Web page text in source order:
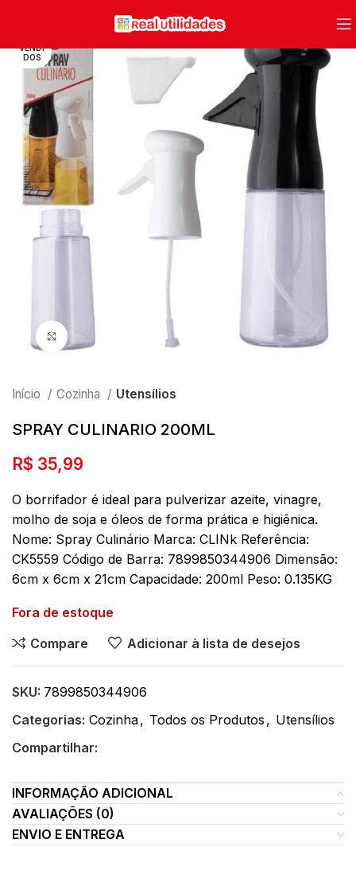
VENDI
DOS
Clique para ampliar
Início Cozinha Utensílios
SPRAY CULINARIO 200ML
R$ 35,99
O borrifador é ideal para pulverizar azeite, vinagre,
molho de soja e óleos de forma prática e higiênica.
Nome: Spray Culinário Marca: CLINk Referência:
CK5559 Código de Barra: 7899850344906 Dimensão:
6cm x 6cm x 21cm Capacidade: 200ml Peso: 0.135KG
Fora de estoque
Compare
Adicionar à lista de desejos
SKU: 7899850344906
Categorias: Cozinha, Todos os Produtos , Utensílios
Compartilhar:
INFORMAÇÃO ADICIONAL
AVALIAÇÕES (0)
ENVIO E ENTREGA